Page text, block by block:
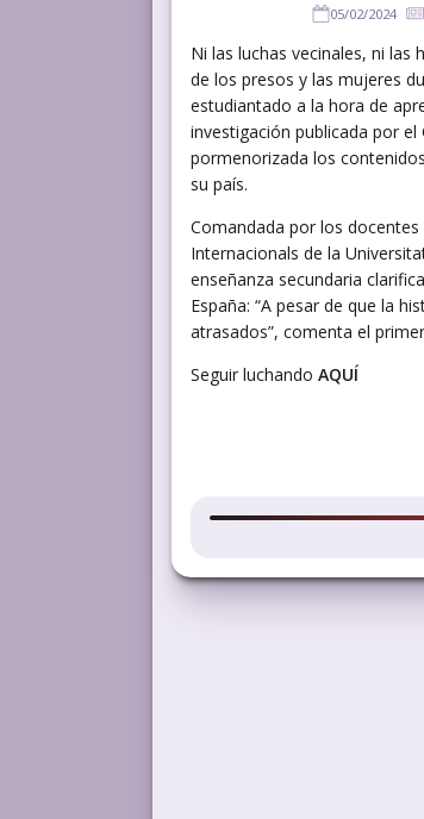
05/02/2024
Ni las luchas vecinales, ni
de los presos y las mujeres
estudiantado a la hora de
investigación publicada por
pormenorizada los
su país.
Comandada por los
Internacionals de la
enseñanza secundaria
España: “A pesar de que la
atrasados”, comenta el
Seguir luchando AQUÍ